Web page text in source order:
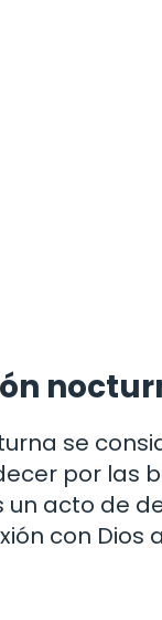
se
por las
un acto de
con Dios